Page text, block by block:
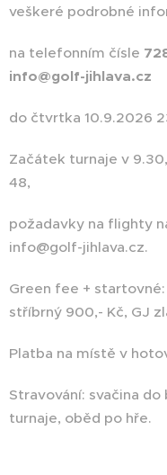
veškeré podrobné
na telefonním čísle
info@golf-jihlava.cz
do čtvrtka 10.9.2026
Začátek turnaje v
48,
požadavky na flighty
info@golf-jihlava.cz.
Green fee +
stříbrný 900,- Kč, GJ
Platba na místě v
Stravování: svačina
turnaje, oběd po hře.